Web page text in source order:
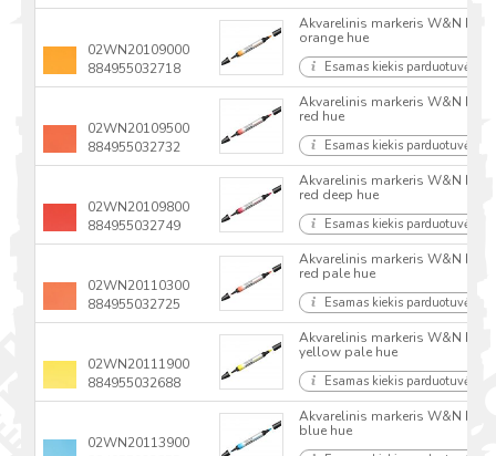
02WN20109000
884955032718
Akvarelinis markeris W&N
orange hue
Esamas kiekis parduotuvėse
02WN20109500
884955032732
Akvarelinis markeris W&N
red hue
Esamas kiekis parduotuvėse
02WN20109800
884955032749
Akvarelinis markeris W&N
red deep hue
Esamas kiekis parduotuvėse
02WN20110300
884955032725
Akvarelinis markeris W&N
red pale hue
Esamas kiekis parduotuvėse
02WN20111900
884955032688
Akvarelinis markeris W&N
yellow pale hue
Esamas kiekis parduotuvėse
02WN20113900
Akvarelinis markeris W&N
blue hue